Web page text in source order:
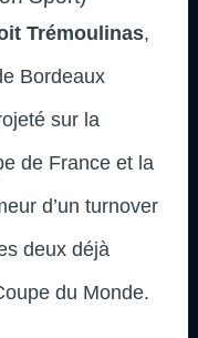
Trémoulinas,
Bordeaux
sur la
de France et la
d’un turnover
deux déjà
du Monde.